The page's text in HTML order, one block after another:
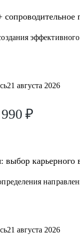
сопроводительное
21 августа 2026
₽
карьерного
21 августа 2026